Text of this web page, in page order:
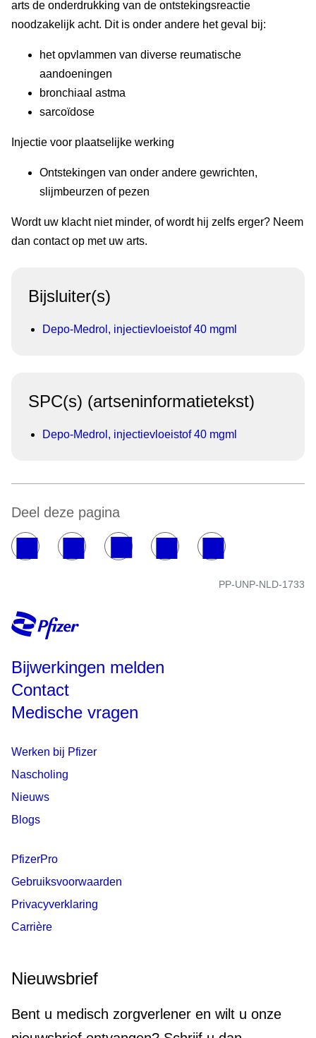
arts de onderdrukking van de ontstekingsreactie
noodzakelijk acht. Dit is onder andere het geval bij:
het opvlammen van diverse reumatische
aandoeningen
bronchiaal astma
sarcoïdose
Injectie voor plaatselijke werking
Ontstekingen van onder andere gewrichten,
slijmbeurzen of pezen
Wordt uw klacht niet minder, of wordt hij zelfs erger? Neem
dan contact op met uw arts.
Bijsluiter(s)
Depo-Medrol, injectievloeistof 40 mgml
SPC(s) (artseninformatietekst)
Depo-Medrol, injectievloeistof 40 mgml
Deel deze pagina
PP-UNP-NLD-1733
Bijwerkingen melden
Contact
Medische vragen
Werken bij Pfizer
Nascholing
Nieuws
Blogs
PfizerPro
Gebruiksvoorwaarden
Privacyverklaring
Carrière
Nieuwsbrief
Bent u medisch zorgverlener en wilt u onze